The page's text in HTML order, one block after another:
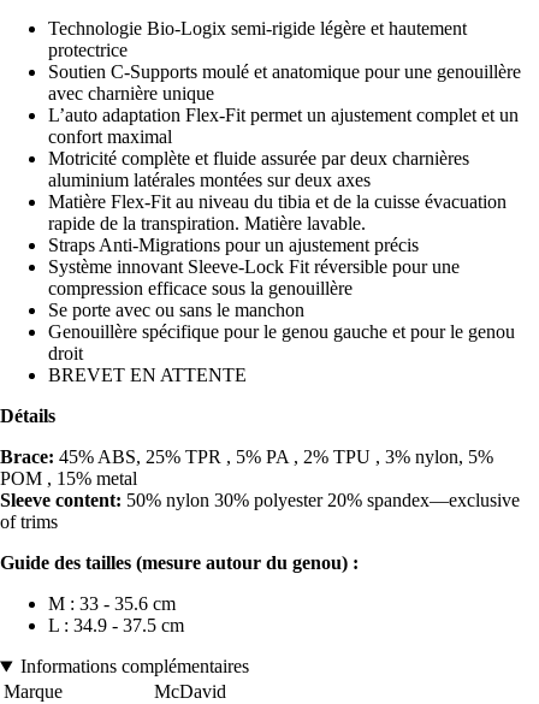
Technologie Bio-Logix semi-rigide légère et hautement
protectrice
Soutien C-Supports moulé et anatomique pour une genouillère
avec charnière unique
L’auto adaptation Flex-Fit permet un ajustement complet et un
confort maximal
Motricité complète et fluide assurée par deux charnières
aluminium latérales montées sur deux axes
Matière Flex-Fit au niveau du tibia et de la cuisse évacuation
rapide de la transpiration. Matière lavable.
Straps Anti-Migrations pour un ajustement précis
Système innovant Sleeve-Lock Fit réversible pour une
compression efficace sous la genouillère
Se porte avec ou sans le manchon
Genouillère spécifique pour le genou gauche et pour le genou
droit
BREVET EN ATTENTE
Détails
Brace: 45% ABS, 25% TPR , 5% PA , 2% TPU , 3% nylon, 5%
POM , 15% metal
Sleeve content: 50% nylon 30% polyester 20% spandex—exclusive
of trims
Guide des tailles (mesure autour du genou) :
M : 33 - 35.6 cm
L : 34.9 - 37.5 cm
Informations complémentaires
Marque
McDavid